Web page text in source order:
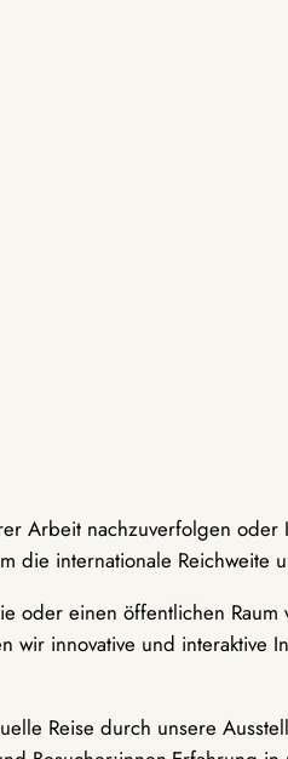
Arbeit nachzuverfolgen
die internationale Reichweite
oder einen öffentlichen
wir innovative und
Reise durch unsere